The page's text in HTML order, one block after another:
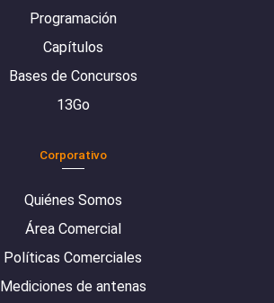
Programación
Capítulos
Bases de Concursos
13Go
Corporativo
Quiénes Somos
Área Comercial
Políticas Comerciales
Mediciones de antenas